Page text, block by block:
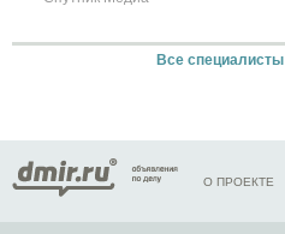
Все специалисты
О ПРОЕКТЕ